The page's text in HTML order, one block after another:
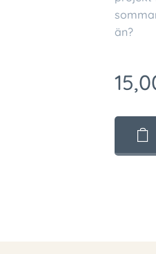
än?